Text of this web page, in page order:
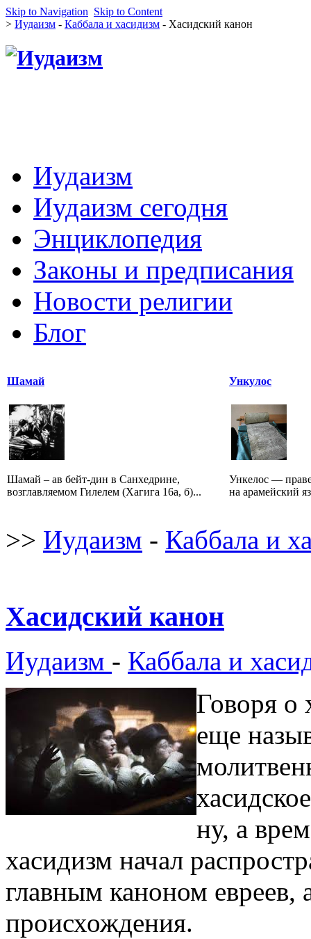
Skip to Navigation Skip to Content
> Иудаизм - Каббала и хасидизм - Хасидский канон
Иудаизм
Иудаизм сегодня
Энциклопедия
Законы и предписания
Новости религии
Блог
Шамай
Шамай – ав бейт-дин в Санхедрине,
возглавляемом Гилелем (Хагига 16а, б)...
Ункулос
Ункелос —
на арамейский
>> Иудаизм - Каббала и
Хасидский канон
Иудаизм - Каббала и
Говоря о
еще
ну, а
хасидизм начал
главным каноном евреев,
происхождения.